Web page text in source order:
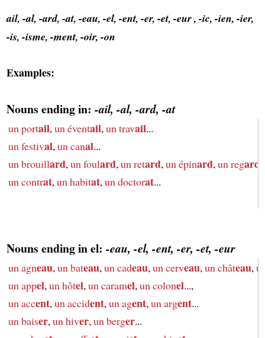
ail, -al, -ard, -at, -eau, -el, -ent, -er, -et, -eur , -ic, -ien, -ier,
-is, -isme, -ment, -oir, -on
Examples:
Nouns ending in: -ail, -al, -ard, -at
un portail,un éventail,un travail...
un festival,un canal...
un brouillard,un foulard,un retard,un épinard,un regard
un contrat,un habitat,un doctorat...
Nouns ending in el: -eau, -el, -ent, -er, -et, -eur
un agneau,un bateau,un cadeau,un cerveau,un château,
un appel,un hôtel,un caramel,un colonel...,
un accent,un accident,un agent,un argent...
un baiser,un hiver,un berger...